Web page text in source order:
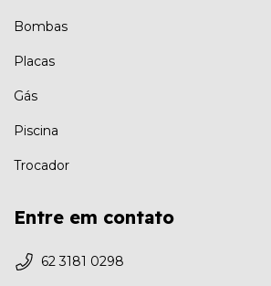
Bombas
Placas
Gás
Piscina
Trocador
Entre em contato
62 3181 0298